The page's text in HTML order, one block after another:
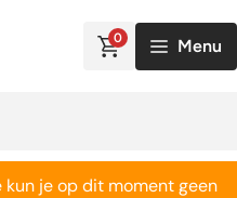
0 Menu
je op dit moment geen